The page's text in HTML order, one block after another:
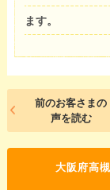
ます。
前のお客さまの
声を読む
大阪府高